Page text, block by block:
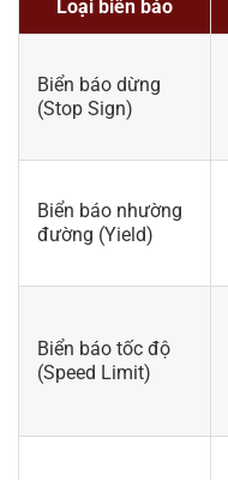
Loại biển báo
Biển báo dừng
(Stop Sign)
Biển báo nhường
đường (Yield)
Biển báo tốc độ
(Speed Limit)